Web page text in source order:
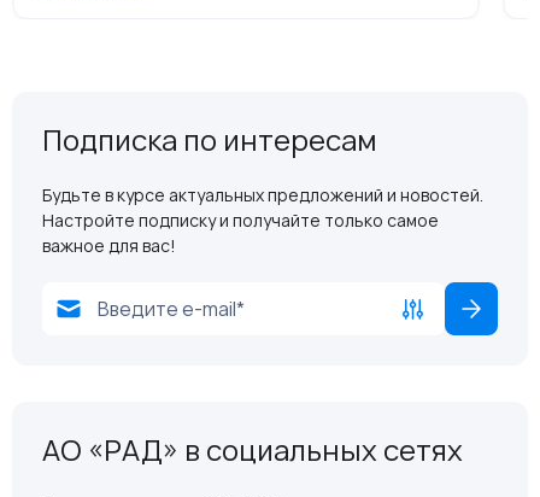
Подписка по интересам
Будьте в курсе актуальных предложений и новостей.
Настройте подписку и получайте только самое
важное для вас!
АО «РАД» в социальных сетях